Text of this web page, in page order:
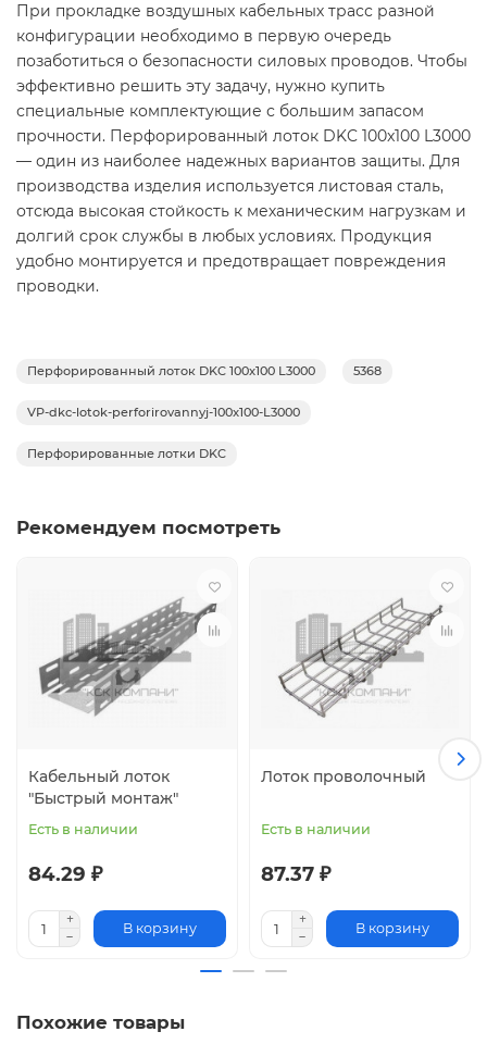
При прокладке воздушных кабельных трасс разной
конфигурации необходимо в первую очередь
позаботиться о безопасности силовых проводов. Чтобы
эффективно решить эту задачу, нужно купить
специальные комплектующие с большим запасом
прочности. Перфорированный лоток DKC 100x100 L3000
— один из наиболее надежных вариантов защиты. Для
производства изделия используется листовая сталь,
отсюда высокая стойкость к механическим нагрузкам и
долгий срок службы в любых условиях. Продукция
удобно монтируется и предотвращает повреждения
проводки.
Перфорированный лоток DKC 100x100 L3000 5368
VP-dkc-lotok-perforirovannyj-100x100-L3000
Перфорированные лотки DKC
Рекомендуем посмотреть
Кабельный лоток
"Быстрый монтаж"
Есть в наличии
84.29 ₽
В корзину
Лоток проволочный
Есть в наличии
87.37 ₽
В корзину
Похожие товары